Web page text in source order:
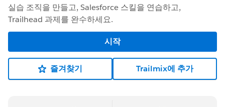
실습 조직을 만들고, Salesforce 스킬을 연습하고,
Trailhead 과제를 완수하세요.
시작
즐겨찾기 Trailmix에 추가